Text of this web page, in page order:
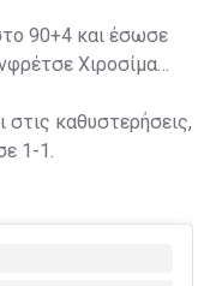
90+4 και έσωσε
Χιροσίμα
καθυστερήσεις,
1-1.